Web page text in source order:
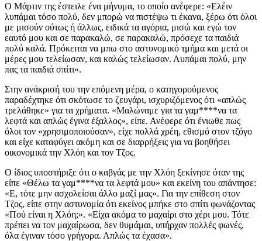
Ο Μάρτιν της έστειλε ένα μήνυμα, το οποίο ανέφερε: «Ελέιν
λυπάμαι τόσο πολύ, δεν μπορώ να πιστέψω τι έκανα, ξέρω ότι όλοι
με μισούν ούτως ή άλλως, ειδικά τα αγόρια, μισώ και εγώ τον
εαυτό μου και σε παρακαλώ, σε παρακαλώ, πρόσεχε τα παιδιά
πολύ καλά. Πρόκειται να μπω στο αστυνομικό τμήμα και μετά οι
μέρες μου τελείωσαν, και καλώς τελείωσαν. Λυπάμαι πολύ, μην
πας τα παιδιά σπίτι».
Στην ανάκρισή του την επόμενη μέρα, ο κατηγορούμενος
παραδέχτηκε ότι σκότωσε το ζευγάρι, ισχυριζόμενος ότι «απλώς
τρελάθηκε» για τα χρήματα. «Μαλώναμε για τα γαμ****να τα
λεφτά και απλώς έγινα έξαλλος», είπε. Ανέφερε ότι ένιωθε πως
όλοι τον «χρησιμοποιούσαν», είχε πολλά χρέη, εθισμό στον τζόγο
και είχε καταφύγει ακόμη και σε διαρρήξεις για να βοηθήσει
οικονομικά την Χλόη και τον Τζος.
Ο ίδιος υποστήριξε ότι ο καβγάς με την Χλόη ξεκίνησε όταν της
είπε «Θέλω τα γαμ****να τα λεφτά μου» και εκείνη του απάντησε:
«Ε, τότε μην ασχολείσαι άλλο μαζί μας». Για την επίθεση στον
Τζος, είπε στην αστυνομία ότι εκείνος μπήκε στο σπίτι φωνάζοντας
«Πού είναι η Χλόη;». «Είχα ακόμα το μαχαίρι στο χέρι μου. Τότε
πρέπει να τον μαχαίρωσα, δεν θυμάμαι, υπήρχαν πολλές φωνές,
όλα έγιναν τόσο γρήγορα. Απλώς τα έχασα».